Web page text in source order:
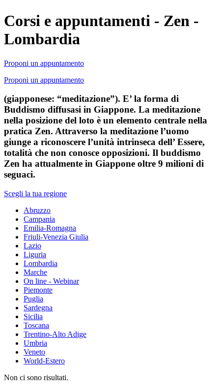
Corsi e appuntamenti - Zen -
Lombardia
Proponi un appuntamento
Proponi un appuntamento
(giapponese: “meditazione”). E’ la forma di
Buddismo diffusasi in Giappone. La meditazione
nella posizione del loto è un elemento centrale nella
pratica Zen. Attraverso la meditazione l’uomo
giunge a riconoscere l’unità intrinseca dell’ Essere,
totalità che non conosce opposizioni. Il buddismo
Zen ha attualmente in Giappone oltre 9 milioni di
seguaci.
Scegli la tua regione
Abruzzo
Campania
Emilia-Romagna
Friuli-Venezia Giulia
Lazio
Liguria
Lombardia
Marche
On line - Webinar
Piemonte
Puglia
Sardegna
Sicilia
Toscana
Trentino-Alto Adige
Umbria
Veneto
World-Estero
Non ci sono risultati.